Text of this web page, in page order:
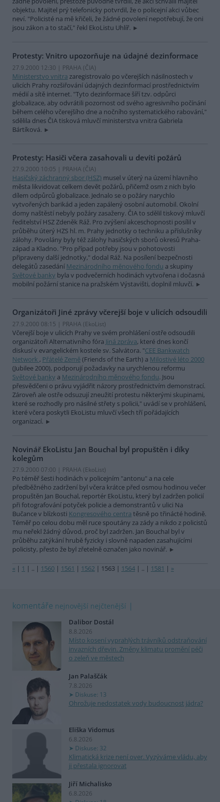
objektu. Majitel prý telefonicky potvrdil, že o policejní akci vůbec
neví. "Policisté na mě křičeli, že žádné povolení nepotřebují, že oni
jsou zákon a to stačí," řekl EkoListu Uhlíř.
Protesty: Vnitro upozorňuje na údajné dezinformace
27.9.2000 12:30 | PRAHA (ČIA)
Ministerstvo vnitra zaregistrovalo po včerejších násilnostech v
ulicích Prahy rozšiřování údajných dezinformací prostřednictvím
médií a sítě internet. "Tyto dezinformace šíří tzv. odpůrci
globalizace, aby odvrátili pozornost od svého agresivního počínání
během celého včerejšího dne a nočního systematického rabování,"
sdělila dnes ČIA tisková mluvčí ministerstva vnitra Gabriela
Bártíková.
Protesty: Hasiči včera zasahovali u devíti požárů
27.9.2000 10:05 | PRAHA (ČIA)
Hasičský záchranný sbor (HSZ) musel v úterý na území hlavního
města likvidovat celkem devět požárů, přičemž osm z nich bylo
dílem odpůrců globalizace. Jednalo se o požáry narychlo
vytvořených barikád a jeden zapálený osobní automobil. Okolní
domy naštěstí nebyly požáry zasaženy. ČIA to sdělil tiskový mluvčí
ředitelství HSZ Zdeněk Ráž. Pro zvýšení akceschopnosti posílil v
průběhu úterý HZS hl. m. Prahy jednotky o techniku a příslušníky
zálohy. Povolány byly též zálohy hasičských sborů okresů Praha-
západ a Kladno. "Pro případ potřeby jsou v pohotovosti
připraveny další jednotky," dodal Ráž. Na posílení bezpečnosti
delegátů zasedání Mezinárodního měnového fondu a skupiny
Světové banky byla v podvečerních hodinách vytvořena i dočasná
mobilní požární stanice na pražském Výstavišti, doplnil mluvčí.
Organizátoři Jiné zprávy včerejší boje v ulicích odsoudili
27.9.2000 08:15 | PRAHA (EkoList)
Včerejší boje v ulicích Prahy ve svém prohlášení ostře odsoudili
organizátoři Alternativního fóra Jiná zpráva, které dnes končí
diskusí v evangelickém kostele sv. Salvátora. "CEE Bankwatch
Network , Přátelé Země(Friends of the Earth) a Milostivé léto 2000
(Jubilee 2000), podporují požadavky na urychlenou reformu
Světové banky a Mezinárodního měnového fondu. Jsou
přesvědčeni o právu vyjádřit názory prostřednictvím demonstrací.
Zároveň ale ostře odsuzují zneužití protestu některými skupinami,
které se rozhodly pro násilné střety s policii," uvádí se v prohlášení,
které včera poskytli EkoListu mluvčí všech tří pořádajících
organizací.
Novinář EkoListu Jan Bouchal byl propuštěn i díky
kolegům
27.9.2000 07:00 | PRAHA (EkoList)
Po téměř šesti hodinách v policejním "antonu" a na cele
předběžného zadržení byl včera krátce před osmou hodinou večer
propuštěn Jan Bouchal, reportér EkoListu, který byl zadržen policií
při fotografování potyček policie a demonstrantů v ulici Na
Bučance v blízkosti Kongresového centra těsně po třinácté hodině.
Téměř po celou dobu měl ruce spoutány za zády a nikdo z policistů
mu neřekl žádný důvod, proč byl zadržen. Jan Bouchal byl v
průběhu zatýkání hrubě fyzicky i slovně napaden zasahujícími
policisty, přesto že byl zřetelně označen jako novinář.
« | 1 | .. | 1560 | 1561 | 1562 | 1563 | 1564 | .. | 1581 | »
komentáře nejnovější nejčtenější
Dalibor Dostál
8.8.2026
Místo kosení vyprahlých trávníků odstraňování
invazních dřevin. Změny klimatu promění péči
o zeleň ve městech
Jan Palaščák
7.8.2026
Diskuse: 13
Ohrožuje nedostatek vody budoucnost jádra?
Eliška Vidomus
6.8.2026
Diskuse: 32
Klimatická krize není over. Vyzýváme vládu, aby
ji přestala ignorovat
Jiří Michalisko
6.8.2026